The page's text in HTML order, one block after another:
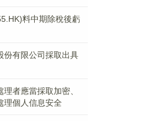
料中期除稅後虧
份有限公司採取出具
者應當採取加密、
理個人信息安全